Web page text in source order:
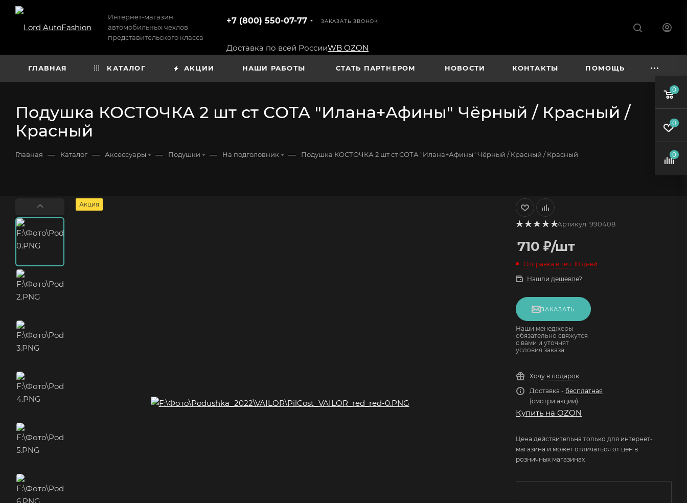
Интернет-магазин
автомобильных чехлов
представительского класса
+7 (800) 550-07-77 ЗАКАЗАТЬ ЗВОНОК
Доставка по всей РоссииWB OZON
ГЛАВНАЯ КАТАЛОГ АКЦИИ НАШИ РАБОТЫ СТАТЬ ПАРТНЕРОМ НОВОСТИ КОНТАКТЫ ПОМОЩЬ
Подушка КОСТОЧКА 2 шт ст СОТА "Илана+Афины" Чёрный / Красный /
Красный
Главная — Каталог — Аксессуары — Подушки — На подголовник — Подушка КОСТОЧКА 2 шт ст СОТА "Илана+Афины" Чёрный / Красный / Красный
Акция
Артикул: 990408
710 ₽/шт
Отправка в теч. 10 дней
Нашли дешевле?
ЗАКАЗАТЬ
Наши менеджеры
обязательно свяжутся
с вами и уточнят
условия заказа
Хочу в подарок
Доставка - бесплатная
(смотри акции)
Купить на OZON
Цена действительна только для интернет-
магазина и может отличаться от цен в
розничных магазинах
0
0
0